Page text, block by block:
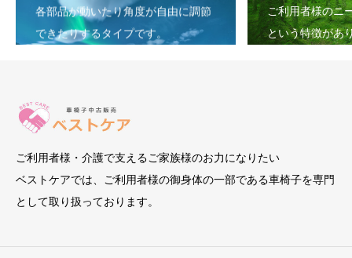
た。
¥24,000
す。
で
し
で
各部品が動いたり角度が自由に調節
できたりするタイプです。
ご利用者様のニ
という特徴があ
ご利用者様・介護で支えるご家族様のお力になりたい
ベストケアでは、ご利用者様の御身体の一部である車椅子を専門
として取り扱っております。